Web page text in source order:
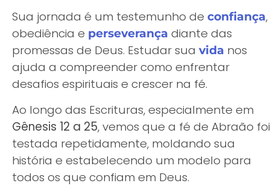
Sua jornada é um testemunho de confiança,
obediência e perseverança diante das
promessas de Deus. Estudar sua vida nos
ajuda a compreender como enfrentar
desafios espirituais e crescer na fé.
Ao longo das Escrituras, especialmente em
Gênesis 12 a 25, vemos que a fé de Abraão foi
testada repetidamente, moldando sua
história e estabelecendo um modelo para
todos os que confiam em Deus.